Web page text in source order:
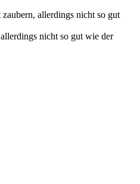
allerdings nicht so gut
nicht so gut wie der